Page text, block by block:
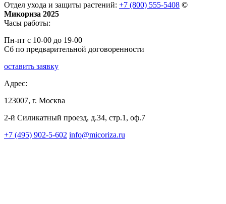
Отдел ухода и защиты растений: +7 (800) 555-5408 ©
Микориза 2025
Часы работы:
Пн-пт с 10-00 до 19-00
Сб по предварительной договоренности
оставить заявку
Адрес:
123007, г. Москва
2-й Силикатный проезд, д.34, стр.1, оф.7
+7 (495) 902-5-602 info@micoriza.ru